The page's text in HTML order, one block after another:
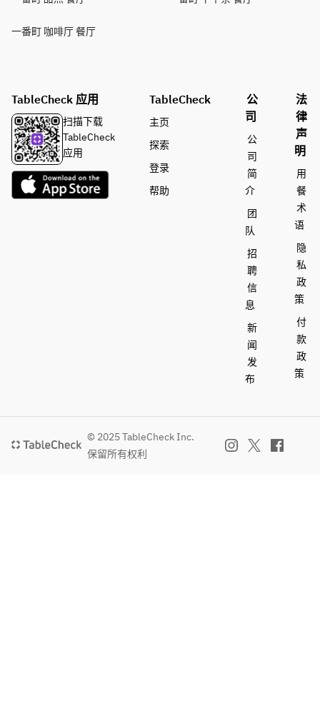
一番町 咖啡厅 餐厅
TableCheck 应用
扫描下载
TableCheck
应用
TableCheck
主页
探索
登录
帮助
公
司
公
司
简
介
团
队
招
聘
信
息
新
闻
发
布
法
律
声
明
用
餐
术
语
隐
私
政
策
付
款
政
策
© 2025 TableCheck Inc.
保留所有权利